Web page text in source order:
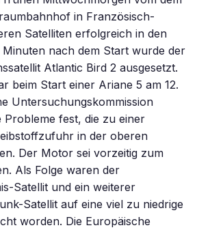
in Französisch-
Satelliten erfolgreich in den
nach dem Start wurde der
Atlantic Bird 2 ausgesetzt.
beim Start einer Ariane 5 am 12.
Untersuchungskommission
Probleme fest, die zu einer
in der oberen
Der Motor sei vorzeitig zum
Als Folge waren der
Satellit und ein weiterer
Satellit auf eine viel zu niedrige
worden. Die Europäische